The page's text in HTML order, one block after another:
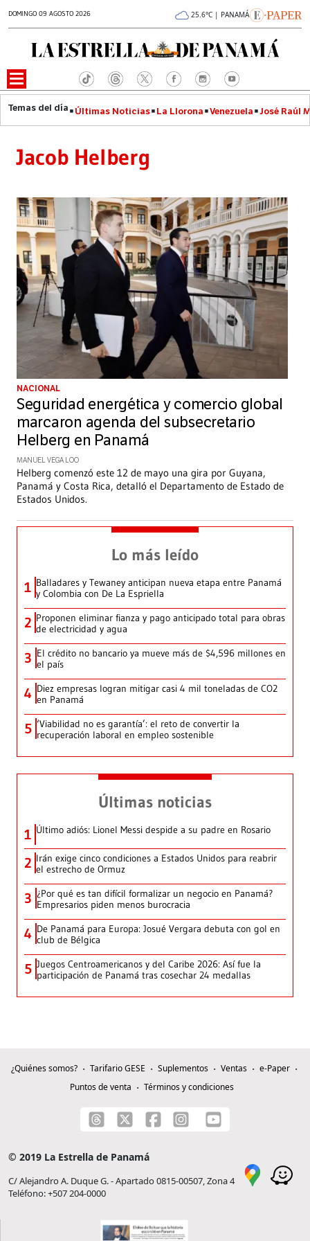
DOMINGO 09 AGOSTO 2026 25.6°C | PANAMÁ
Últimas Noticias La Llorona Venezuela José Raúl
Jacob Helberg
NACIONAL
Seguridad energética y comercio global
marcaron agenda del subsecretario
Helberg en Panamá
MANUEL VEGA LOO
Helberg comenzó este 12 de mayo una gira por Guyana,
Panamá y Costa Rica, detalló el Departamento de Estado de
Estados Unidos.
Lo más leído
1 Balladares y Tewaney anticipan nueva etapa entre Panamá
y Colombia con De La Espriella
2 Proponen eliminar fianza y pago anticipado total para obras
de electricidad y agua
3 El crédito no bancario ya mueve más de $4,596 millones en
el país
4 Diez empresas logran mitigar casi 4 mil toneladas de CO2
en Panamá
5 ‘Viabilidad no es garantía’: el reto de convertir la
recuperación laboral en empleo sostenible
Últimas noticias
1 Último adiós: Lionel Messi despide a su padre en Rosario
2 Irán exige cinco condiciones a Estados Unidos para reabrir
el estrecho de Ormuz
3 ¿Por qué es tan difícil formalizar un negocio en Panamá?
Empresarios piden menos burocracia
4 De Panamá para Europa: Josué Vergara debuta con gol en
club de Bélgica
5 Juegos Centroamericanos y del Caribe 2026: Así fue la
participación de Panamá tras cosechar 24 medallas
¿Quiénes somos? Tarifario GESE Suplementos Ventas
e-Paper
Puntos de venta
Términos y condiciones
© 2019 La Estrella de Panamá
C/ Alejandro A. Duque G. - Apartado 0815-00507, Zona 4
Teléfono: +507 204-0000